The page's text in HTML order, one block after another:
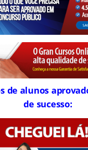
de alunos
de sucesso: